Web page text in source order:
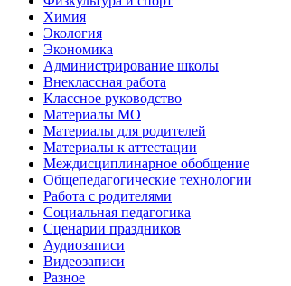
Химия
Экология
Экономика
Администрирование школы
Внеклассная работа
Классное руководство
Материалы МО
Материалы для родителей
Материалы к аттестации
Междисциплинарное обобщение
Общепедагогические технологии
Работа с родителями
Социальная педагогика
Сценарии праздников
Аудиозаписи
Видеозаписи
Разное